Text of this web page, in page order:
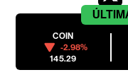
COIN
-2.98%
145.29